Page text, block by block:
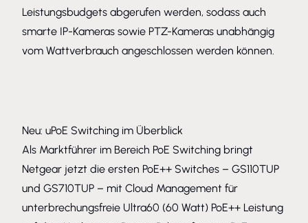
Leistungsbudgets abgerufen werden, sodass auch
smarte IP-Kameras sowie PTZ-Kameras unabhängig
vom Wattverbrauch angeschlossen werden können.
Neu: uPoE Switching im Überblick
Als Marktführer im Bereich PoE Switching bringt
Netgear jetzt die ersten PoE++ Switches – GS110TUP
und GS710TUP – mit Cloud Management für
unterbrechungsfreie Ultra60 (60 Watt) PoE++ Leistung